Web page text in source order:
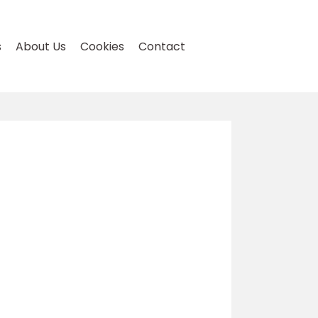
About Us Cookies Contact